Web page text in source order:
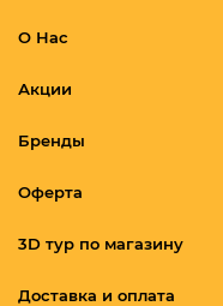
О Нас
Акции
Бренды
Оферта
3D тур по магазину
Доставка и оплата